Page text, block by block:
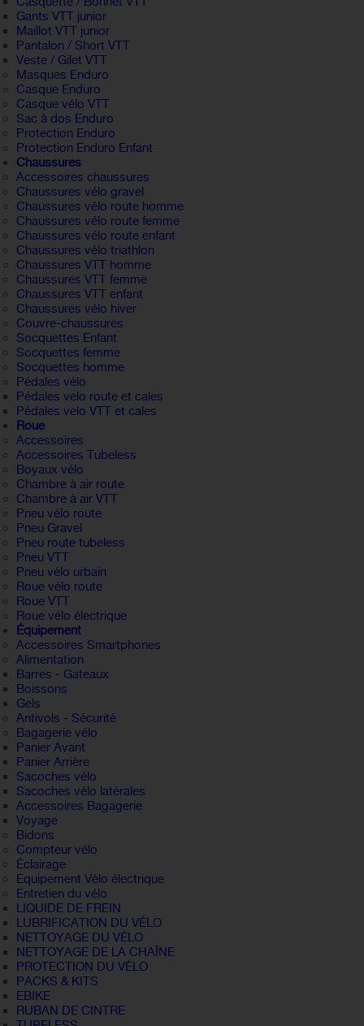
Gants VTT junior
Maillot VTT junior
Pantalon / Short VTT
Veste / Gilet VTT
Masques Enduro
Casque Enduro
Casque vélo VTT
Sac à dos Enduro
Protection Enduro
Protection Enduro Enfant
Chaussures
Accessoires chaussures
Chaussures vélo gravel
Chaussures vélo route homme
Chaussures vélo route femme
Chaussures vélo route enfant
Chaussures vélo triathlon
Chaussures VTT homme
Chaussures VTT femme
Chaussures VTT enfant
Chaussures vélo hiver
Couvre-chaussures
Socquettes Enfant
Socquettes femme
Socquettes homme
Pédales vélo
Pédales velo route et cales
Pédales velo VTT et cales
Roue
Accessoires
Accessoires Tubeless
Boyaux vélo
Chambre à air route
Chambre à air VTT
Pneu vélo route
Pneu Gravel
Pneu route tubeless
Pneu VTT
Pneu vélo urbain
Roue vélo route
Roue VTT
Roue vélo électrique
Équipement
Accessoires Smartphones
Alimentation
Barres - Gateaux
Boissons
Gels
Antivols - Sécurité
Bagagerie vélo
Panier Avant
Panier Arrière
Sacoches vélo
Sacoches vélo latérales
Accessoires Bagagerie
Voyage
Bidons
Compteur vélo
Éclairage
Equipement Vélo électrique
Entretien du vélo
LIQUIDE DE FREIN
LUBRIFICATION DU VÉLO
NETTOYAGE DU VÉLO
NETTOYAGE DE LA CHAÎNE
PROTECTION DU VÉLO
PACKS & KITS
EBIKE
RUBAN DE CINTRE